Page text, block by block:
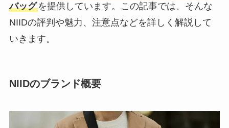
バッグを提供しています。この記事では、そんな
NIIDの評判や魅力、注意点などを詳しく解説して
いきます。
NIIDのブランド概要